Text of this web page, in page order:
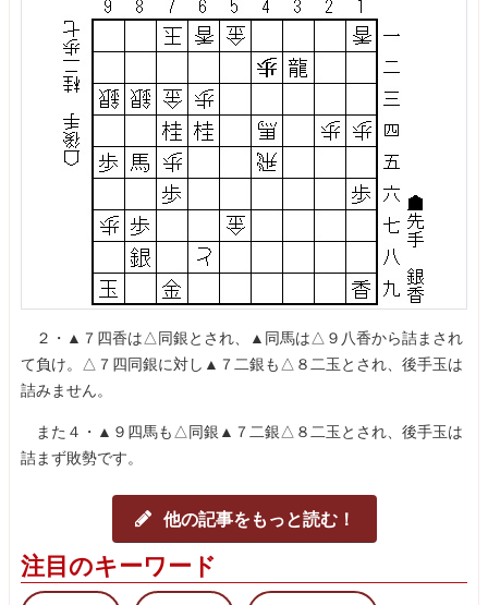
２・▲７四香は△同銀とされ、▲同馬は△９八香から詰まされ
て負け。△７四同銀に対し▲７二銀も△８二玉とされ、後手玉は
詰みません。
また４・▲９四馬も△同銀▲７二銀△８二玉とされ、後手玉は
詰まず敗勢です。
他の記事をもっと読む！
注目のキーワード